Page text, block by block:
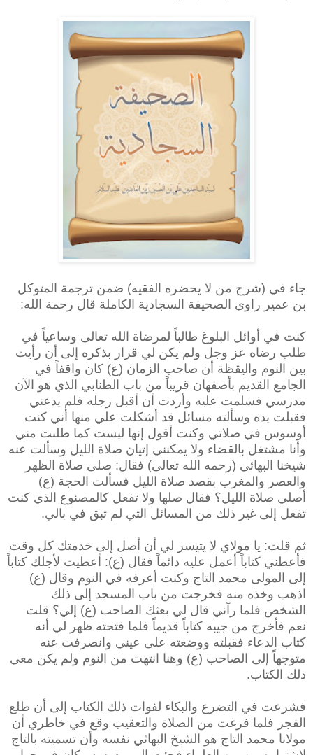
جاء في (شرح من لا يحضره الفقيه) ضمن ترجمة المتوكل
بن عمير راوي الصحيفة السجادية الكاملة قال رحمة الله:
كنت في أوائل البلوغ طالباً لمرضاة الله تعالى وساعياً في
طلب رضاه عز وجل ولم يكن لي قرار بذكره إلى أن رأيت
بين النوم واليقظة أن صاحب الزمان (ع) كان واقفاً في
الجامع القديم بأصفهان قريباً من باب الطنابي الذي هو الآن
مدرسي فسلمت عليه وأردت أن أقبل رجله فلم يدعني
فقبلت يده وسألته مسائل قد أشكلت علي منها أني كنت
أوسوس في صلاتي وكنت أقول إنها ليست كما طلبت مني
وأنا مشتغل بالقضاء ولا يمكنني إتيان صلاة الليل وسألت عنه
شيخنا البهائي (رحمه الله تعالى) فقال: صلى صلاة الظهر
والعصر والمغرب بقصد صلاة الليل فسألت الحجة (ع)
أصلي صلاة الليل؟ فقال صلها ولا تفعل كالمصنوع الذي كنت
تفعل إلى غير ذلك من المسائل التي لم تبق في بالي.
ثم قلت: يا مولاي لا يتيسر لي أن أصل إلى خدمتك كل وقت
فأعطني كتاباً أعمل عليه دائماً فقال (ع): أعطيت لأجلك كتاباً
إلى المولى محمد التاج وكنت أعرفه في النوم وقال (ع)
اذهب وخذه منه فخرجت من باب المسجد إلى ذلك
الشخص فلما رآني قال لي بعثك الصاحب (ع) إلي؟ قلت
نعم فأخرج من جيبه كتاباً قديماً فلما فتحته ظهر لي أنه
كتاب الدعاء فقبلته ووضعته على عيني وانصرفت عنه
متوجهاً إلى الصاحب (ع) وهنا انتهت من النوم ولم يكن معي
ذلك الكتاب.
فشرعت في التضرع والبكاء لفوات ذلك الكتاب إلى أن طلع
الفجر فلما فرغت من الصلاة والتعقيب وقع في خاطري أن
مولانا محمد التاج هو الشيخ البهائي نفسه وأن تسميته بالتاج